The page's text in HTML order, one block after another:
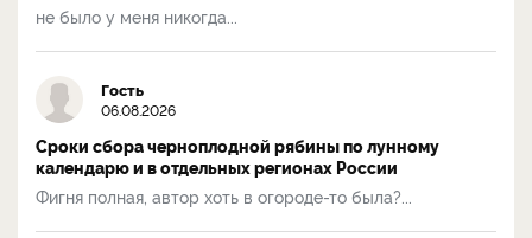
не было у меня никогда...
Гость
06.08.2026
Сроки сбора черноплодной рябины по лунному
календарю и в отдельных регионах России
Фигня полная, автор хоть в огороде-то была?...